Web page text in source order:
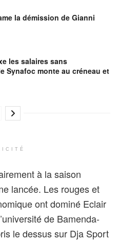
la démission de Gianni
les salaires sans
Synafoc monte au créneau et
à la saison
lancée. Les rouges et
ont dominé Eclair
de Bamenda-
le dessus sur Dja Sport